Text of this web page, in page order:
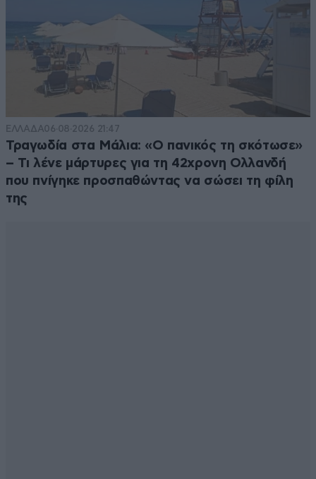
ΕΛΛΑΔΑ06·08·2026 21:47
Τραγωδία στα Μάλια: «Ο πανικός τη σκότωσε»
– Τι λένε μάρτυρες για τη 42χρονη Ολλανδή
που πνίγηκε προσπαθώντας να σώσει τη φίλη
της